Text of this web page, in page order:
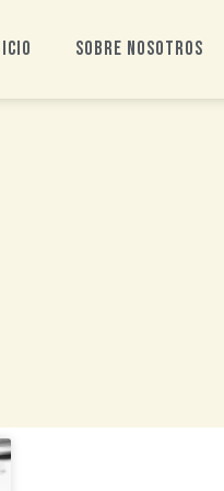
Sobre nosotros